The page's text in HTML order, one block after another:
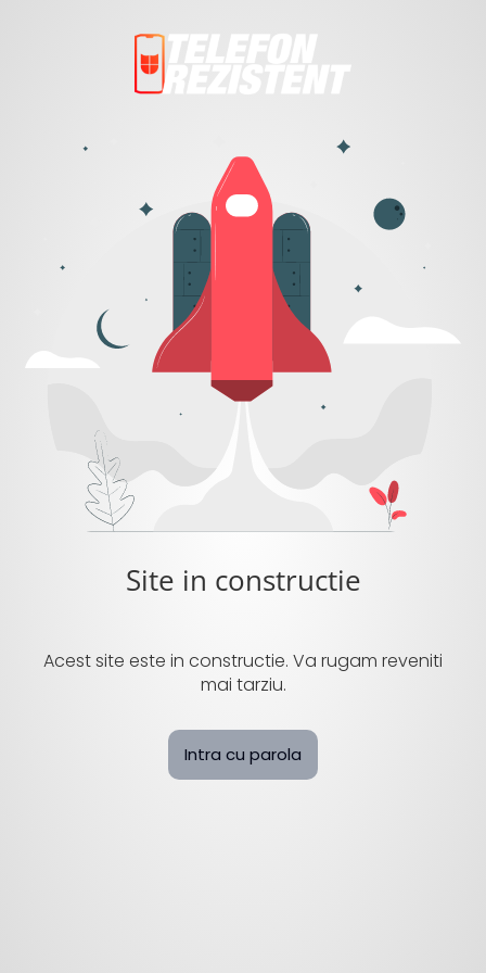
Site in constructie
Acest site este in constructie. Va rugam reveniti
mai tarziu.
Intra cu parola